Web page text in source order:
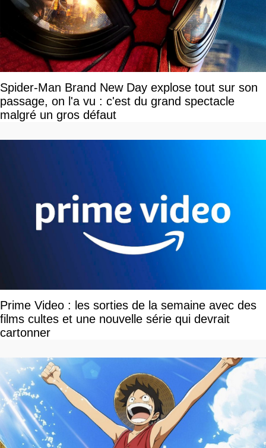
Spider-Man Brand New Day explose tout sur son
passage, on l'a vu : c'est du grand spectacle
malgré un gros défaut
Prime Video : les sorties de la semaine avec des
films cultes et une nouvelle série qui devrait
cartonner